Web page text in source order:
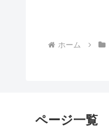
ホーム
ページ一覧